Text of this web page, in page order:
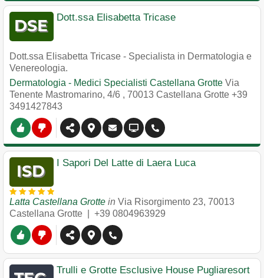
Dott.ssa Elisabetta Tricase
Dott.ssa Elisabetta Tricase - Specialista in Dermatologia e
Venereologia.
Dermatologia - Medici Specialisti Castellana Grotte Via
Tenente Mastromarino, 4/6 , 70013 Castellana Grotte +39
3491427843
I Sapori Del Latte di Laera Luca
Latta Castellana Grotte in Via Risorgimento 23, 70013
Castellana Grotte
+39 0804963929
Trulli e Grotte Esclusive House Pugliaresort